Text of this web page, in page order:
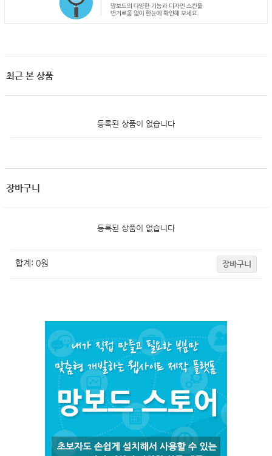
최근 본 상품
등록된 상품이 없습니다
장바구니
등록된 상품이 없습니다
합계: 0원 장바구니